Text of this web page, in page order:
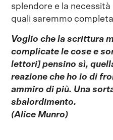
splendore e la
quali saremmo
Voglio che la scrittura
complicate le cose e
lettori]pensino sì,
reazione che ho io di
ammiro di più. Una
sbalordimento.
(Alice Munro)